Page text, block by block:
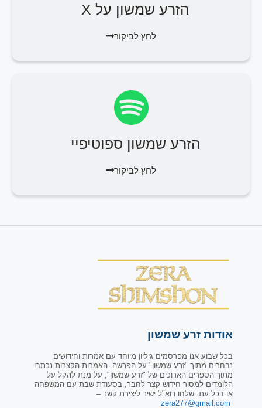
הזרע שמשון על X
לחץ לביקור
הזרע שמשון ספוטיפיי
לחץ לביקור
אודות זרע שמשון
בכל שבוע אנו מפרסמים גיליון מיוחד עם אמרות וחידושים
נבחרים מתוך "זרע שמשון" על הפרשה. האמרות הקצרות נכתבו
מתוך הספרים הארוכים של "זרע שמשון", על מנת להקל על
הלומדים למסור חידוש קצר לחבר, בסעודת שבת עם המשפחה
או בכל עת. שלחו דוא"ל ישיר ליצירת קשר –
zera277@gmail.com